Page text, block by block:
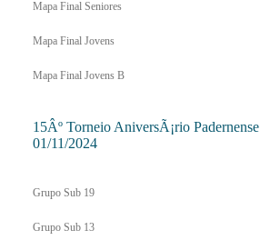
Mapa Final Seniores
Mapa Final Jovens
Mapa Final Jovens B
15Âº Torneio AniversÃ¡rio Padernense
01/11/2024
Grupo Sub 19
Grupo Sub 13